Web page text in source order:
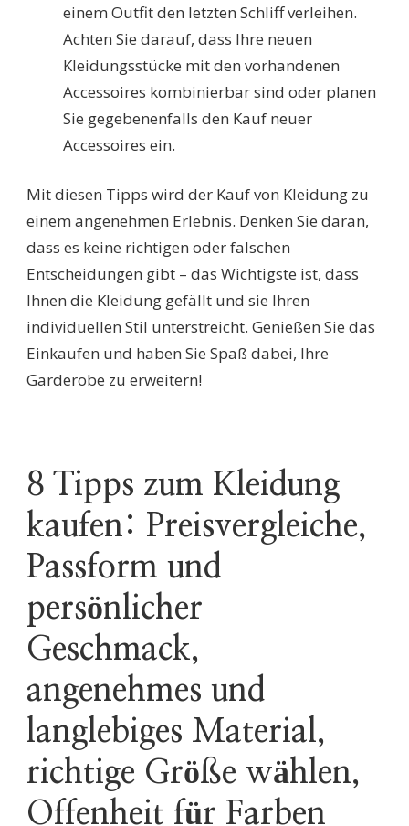
einem Outfit den letzten Schliff verleihen.
Achten Sie darauf, dass Ihre neuen
Kleidungsstücke mit den vorhandenen
Accessoires kombinierbar sind oder planen
Sie gegebenenfalls den Kauf neuer
Accessoires ein.
Mit diesen Tipps wird der Kauf von Kleidung zu
einem angenehmen Erlebnis. Denken Sie daran,
dass es keine richtigen oder falschen
Entscheidungen gibt – das Wichtigste ist, dass
Ihnen die Kleidung gefällt und sie Ihren
individuellen Stil unterstreicht. Genießen Sie das
Einkaufen und haben Sie Spaß dabei, Ihre
Garderobe zu erweitern!
8 Tipps zum Kleidung
kaufen: Preisvergleiche,
Passform und
persönlicher
Geschmack,
angenehmes und
langlebiges Material,
richtige Größe wählen,
Offenheit für Farben